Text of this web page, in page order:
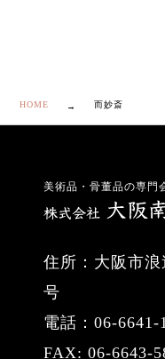
HOME 而妙斎
美術品・骨董品の専門
住所：大阪市
号
電話：06-6641-
FAX: 06-6643-